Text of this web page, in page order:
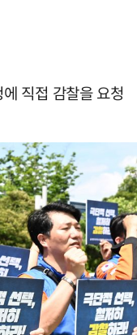
직접 감찰을 요청